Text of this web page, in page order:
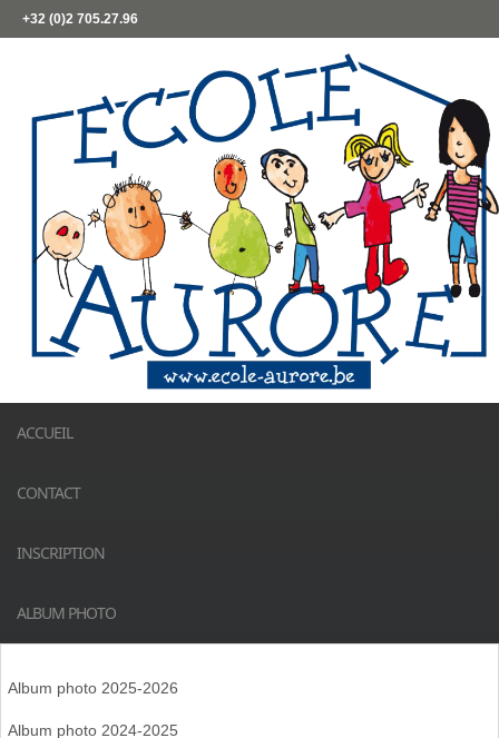
+32 (0)2 705.27.96
ACCUEIL
CONTACT
INSCRIPTION
ALBUM PHOTO
Album photo 2025-2026
Album photo 2024-2025